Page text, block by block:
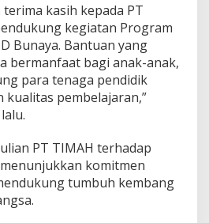
kasih kepada PT
kegiatan Program
Bunaya. Bantuan yang
bermanfaat bagi anak-anak,
para tenaga pendidik
kualitas pembelajaran,”
PT TIMAH terhadap
komitmen
tumbuh kembang